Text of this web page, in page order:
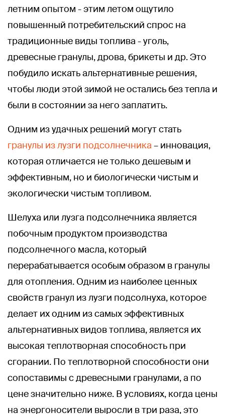
летним опытом - этим летом ощутило
повышенный потребительский спрос на
традиционные виды топлива - уголь,
древесные гранулы, дрова, брикеты и др. Это
побудило искать альтернативные решения,
чтобы люди этой зимой не остались без тепла и
были в состоянии за него заплатить.
Одним из удачных решений могут стать
гранулы из лузги подсолнечника – инновация,
которая отличается не только дешевым и
эффективным, но и биологически чистым и
экологически чистым топливом.
Шелуха или лузга подсолнечника является
побочным продуктом производства
подсолнечного масла, который
перерабатывается особым образом в гранулы
для отопления. Одним из наиболее ценных
свойств гранул из лузги подсолнуха, которое
делает их одним из самых эффективных
альтернативных видов топлива, является их
высокая теплотворная способность при
сгорании. По теплотворной способности они
сопоставимы с древесными гранулами, а по
цене значительно ниже. В условиях, когда цены
на энергоносители выросли в три раза, это